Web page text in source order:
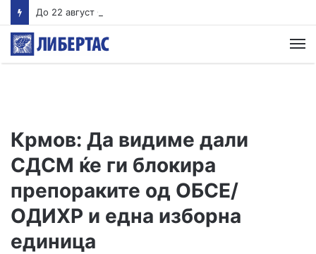
Крмов: Да видиме дали
СДСМ ќе ги блокира
препораките од ОБСЕ/
ОДИХР и една изборна
единица